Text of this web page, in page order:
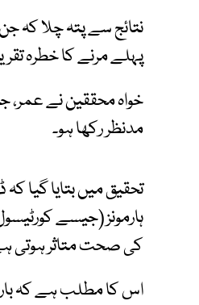
پہلے مرنے کا خطرہ
خواہ محققین نے عمر،
مدنظر رکھا ہو۔
تحقیق میں بتایا گیا
ہارمونز (جیسے
کی صحت متاثر ہوتی
اس کا مطلب ہے کہ بار